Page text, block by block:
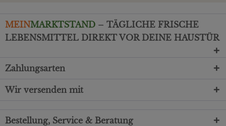
MEINMARKTSTAND – TÄGLICHE FRISCHE
LEBENSMITTEL DIREKT VOR DEINE HAUSTÜR
Zahlungsarten
Wir versenden mit
Bestellung, Service & Beratung